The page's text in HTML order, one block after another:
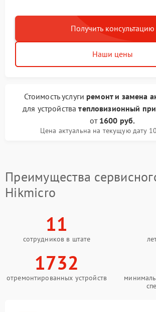
Получить консультацию
Наши цены
Стоимость услуги ремонт и замена
для устройстватепловизионный
от 1600 руб.
Цена актуальна на текущую дату
Преимущества
Hikmicro
11
сотрудников в штате
1732
отремонтированных устройств